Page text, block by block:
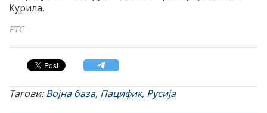
Курила.
РТС
Тагови:Војна база, Пацифик, Русија